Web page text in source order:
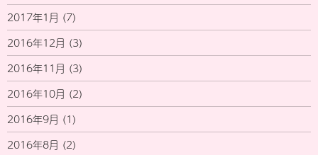
2017年1月 (7)
2016年12月 (3)
2016年11月 (3)
2016年10月 (2)
2016年9月 (1)
2016年8月 (2)